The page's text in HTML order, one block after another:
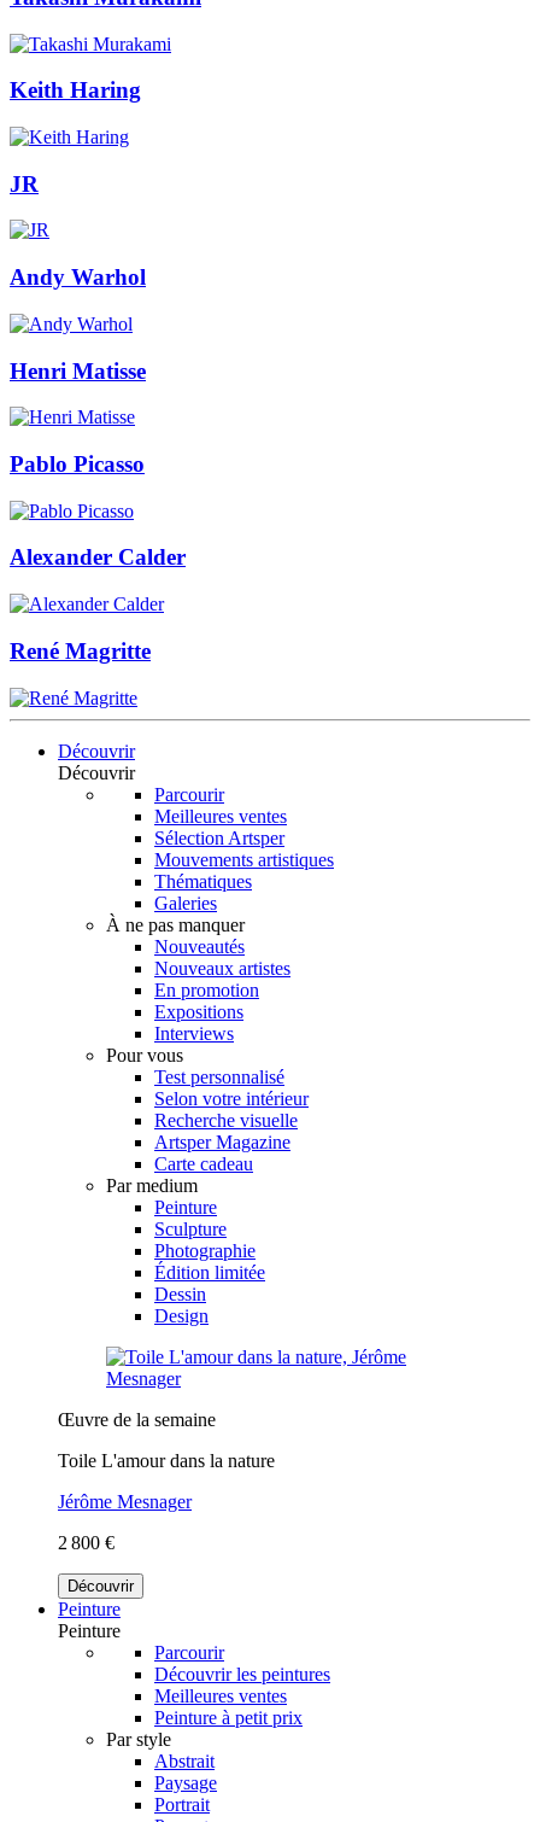
Keith Haring
JR
Andy Warhol
Henri Matisse
Pablo Picasso
Alexander Calder
René Magritte
Découvrir
Découvrir
Parcourir
Meilleures ventes
Sélection Artsper
Mouvements artistiques
Thématiques
Galeries
À ne pas manquer
Nouveautés
Nouveaux artistes
En promotion
Expositions
Interviews
Pour vous
Test personnalisé
Selon votre intérieur
Recherche visuelle
Artsper Magazine
Carte cadeau
Par medium
Peinture
Sculpture
Photographie
Édition limitée
Dessin
Design
Œuvre de la semaine
Toile L'amour dans la nature
Jérôme Mesnager
2 800 €
Découvrir
Peinture
Peinture
Parcourir
Découvrir les peintures
Meilleures ventes
Peinture à petit prix
Par style
Abstrait
Paysage
Portrait